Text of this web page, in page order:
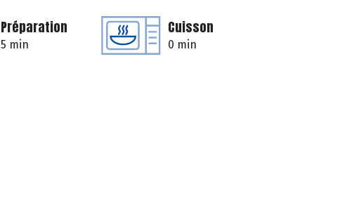
Préparation
5 min
Cuisson
0 min